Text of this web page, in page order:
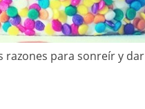
razones para sonreír y dar